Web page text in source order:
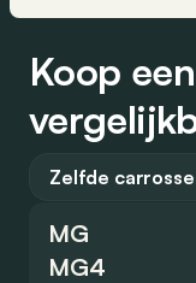
Koop
Zelfde
MG
MG4